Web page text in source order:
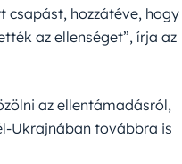
csapást, hozzátéve, hogy
az ellenséget”, írja az
az ellentámadásról,
Ukrajnában továbbra is